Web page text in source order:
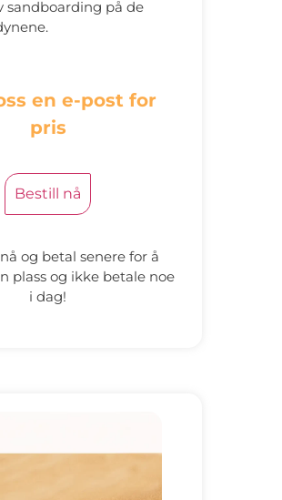
sandboarding på de
en e-post for
pris
Bestill nå
og betal senere for å
plass og ikke betale noe
i dag!